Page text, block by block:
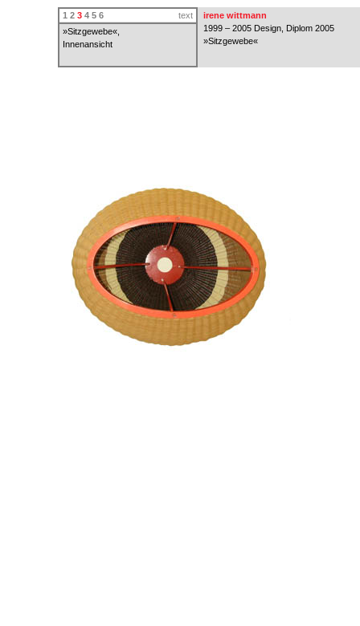
1 2 3 4 5 6
text
»Sitzgewebe«,
Innenansicht
irene wittmann
1999 – 2005 Design, Diplom 2005
»Sitzgewebe«